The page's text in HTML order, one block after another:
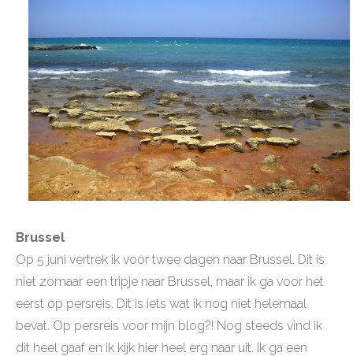
Brussel
Op 5 juni vertrek ik voor twee dagen naar Brussel. Dit is
niet zomaar een tripje naar Brussel, maar ik ga voor het
eerst op persreis. Dit is iets wat ik nog niet helemaal
bevat. Op persreis voor mijn blog?! Nog steeds vind ik
dit heel gaaf en ik kijk hier heel erg naar uit. Ik ga een